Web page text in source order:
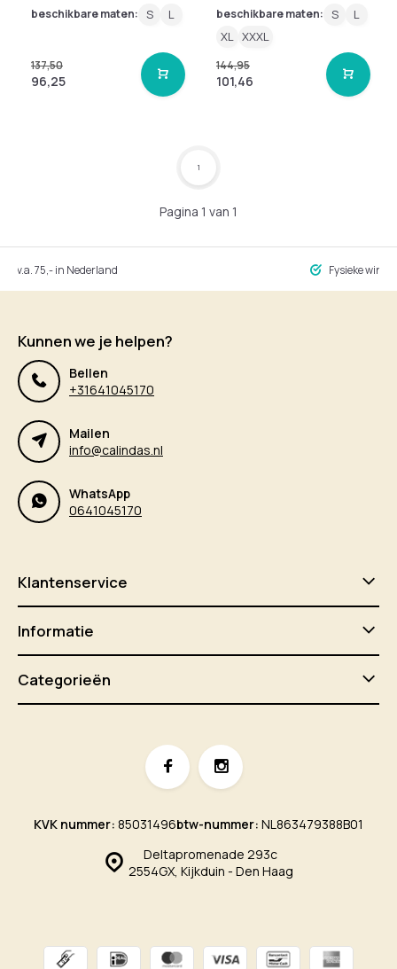
beschikbare maten: S L
137,50
96,25
beschikbare maten: S
L
XL XXXL
144,95
101,46
Pagina 1 van 1
1
v.a. 75,- in Nederland Fysieke
Kunnen we je helpen?
Bellen
+31641045170
Mailen
info@calindas.nl
WhatsApp
0641045170
Klantenservice
Informatie
Categorieën
Deltapromenade 293c
2554GX, Kijkduin - Den Haag
KVK nummer: 85031496btw-nummer: NL863479388B01